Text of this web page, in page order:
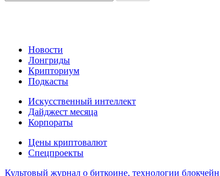
Новости
Лонгриды
Крипториум
Подкасты
Искусственный интеллект
Дайджест месяца
Корпораты
Цены криптовалют
Спецпроекты
Культовый журнал о биткоине, технологии